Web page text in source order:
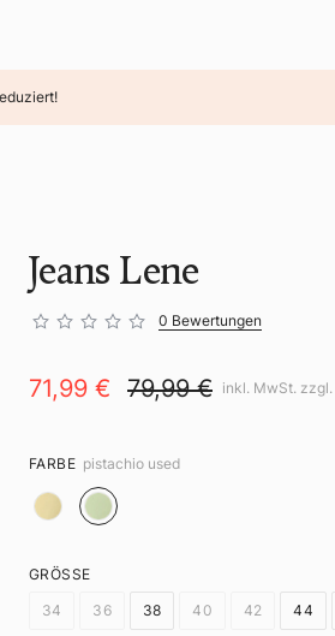
Jeans Lene
0 Bewertungen
71,99 € 79,99 € inkl. MwSt. zzgl.
FARBE pistachio used
GRÖSSE
34
36 38 40 42 44